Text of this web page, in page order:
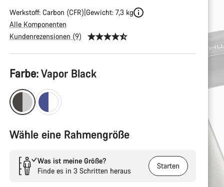
Werkstoff: Carbon (CFR) Gewicht: 7,3 kg
Alle Komponenten
Kundenrezensionen (9)
Produktkonfiguration
Farbe:Vapor Black
Wähle eine Rahmengröße
Was ist meine Größe?
Finde es in 3 Schritten heraus
Starten